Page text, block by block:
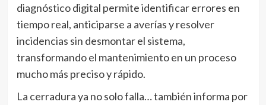
diagnóstico digital permite identificar errores en
tiempo real, anticiparse a averías y resolver
incidencias sin desmontar el sistema,
transformando el mantenimiento en un proceso
mucho más preciso y rápido.
La cerradura ya no solo falla… también informa por